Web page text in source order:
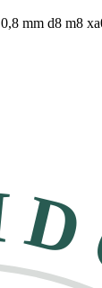
mm d8 m8